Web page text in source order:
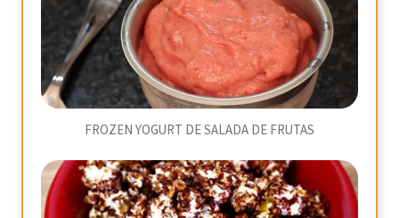
FROZEN YOGURT DE SALADA DE FRUTAS